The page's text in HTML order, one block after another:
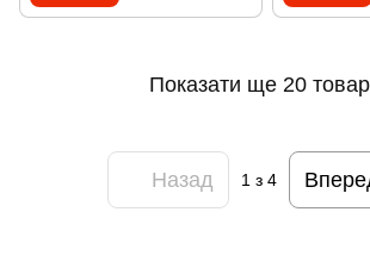
Показати ще 20
Назад 1з 4